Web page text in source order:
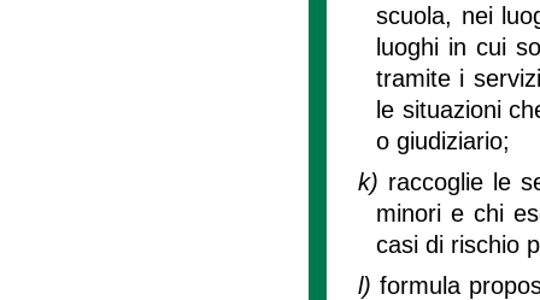
scuola, nei
luoghi in cui
tramite i
le situazioni
o giudiziario;
k) raccoglie le
minori e chi
casi di rischio
l) formula